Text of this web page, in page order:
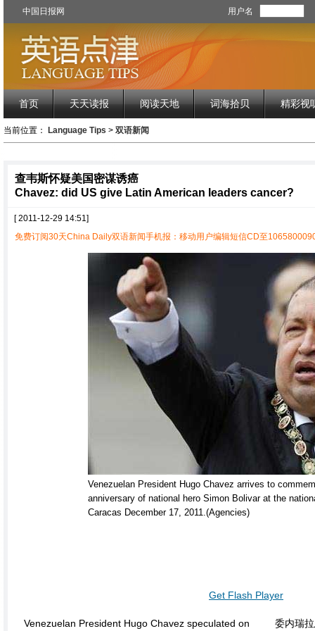
中国日报网 用户名
首页 天天读报 阅读天地 词海拾贝 精彩视
当前位置： Language Tips > 双语新闻
查韦斯怀疑美国密谋诱癌
Chavez: did US give Latin American leaders cancer?
[ 2011-12-29 14:51]
免费订阅30天China Daily双语新闻手机报：移动用户编辑短信CD至
Venezuelan President Hugo Chavez arrives to
anniversary of national hero Simon Bolivar at the
Caracas December 17, 2011.(Agencies)
Get Flash Player
Venezuelan President Hugo Chavez speculated on 委内瑞